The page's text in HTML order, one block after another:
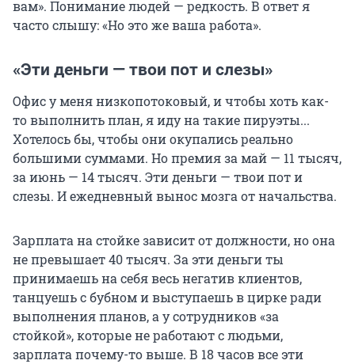
вам». Понимание людей — редкость. В ответ я
часто слышу: «Но это же ваша работа».
«Эти деньги — твои пот и слезы»
Офис у меня низкопотоковый, и чтобы хоть как-
то выполнить план, я иду на такие пируэты...
Хотелось бы, чтобы они окупались реально
большими суммами. Но премия за май — 11 тысяч,
за июнь — 14 тысяч. Эти деньги — твои пот и
слезы. И ежедневный вынос мозга от начальства.
Зарплата на стойке зависит от должности, но она
не превышает 40 тысяч. За эти деньги ты
принимаешь на себя весь негатив клиентов,
танцуешь с бубном и выступаешь в цирке ради
выполнения планов, а у сотрудников «за
стойкой», которые не работают с людьми,
зарплата почему-то выше. В 18 часов все эти